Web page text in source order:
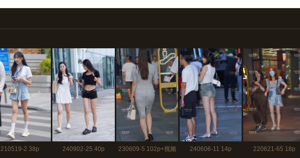
210519-2 38p 240902-25 40p 230609-5 102p+视频 240606-11 14p 220621-65 18p